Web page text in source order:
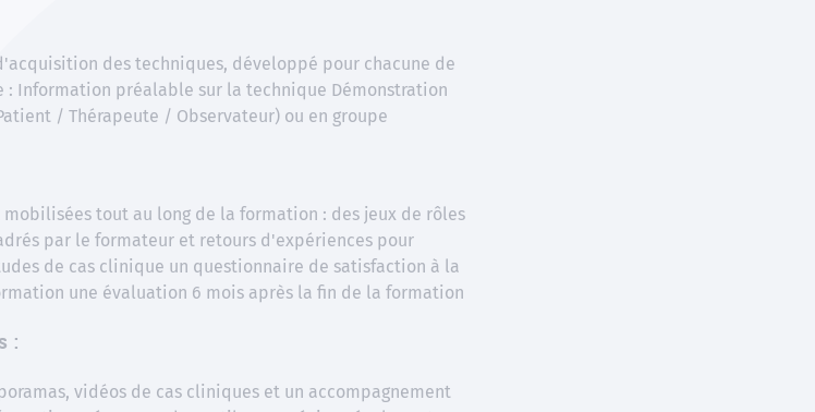
des techniques, développé pour chacune de
: Information préalable sur la technique Démonstration
/ Thérapeute / Observateur) ou en groupe
tout au long de la formation : des jeux de rôles
par le formateur et retours d'expériences pour
de cas clinique un questionnaire de satisfaction à la
une évaluation 6 mois après la fin de la formation
:
vidéos de cas cliniques et un accompagnement